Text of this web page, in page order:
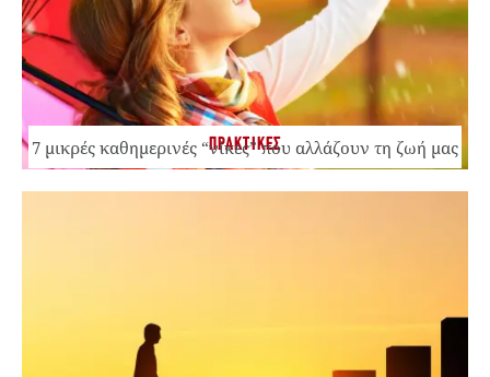
ΠΡΑΚΤΙΚΕΣ
7 μικρές καθημερινές “νίκες” που αλλάζουν τη ζωή μας